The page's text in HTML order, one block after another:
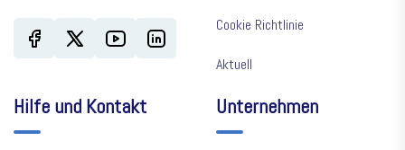
Cookie Richtlinie
Aktuell
Hilfe und Kontakt Unternehmen